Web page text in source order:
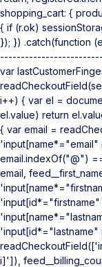
shopping_cart: {
{ if (r.ok)
}); }) .catch(function
var
i++) { var el =
el.value) return
{ var email =
email.indexOf("@")
email,
'input[id*="firstname"
i]']),